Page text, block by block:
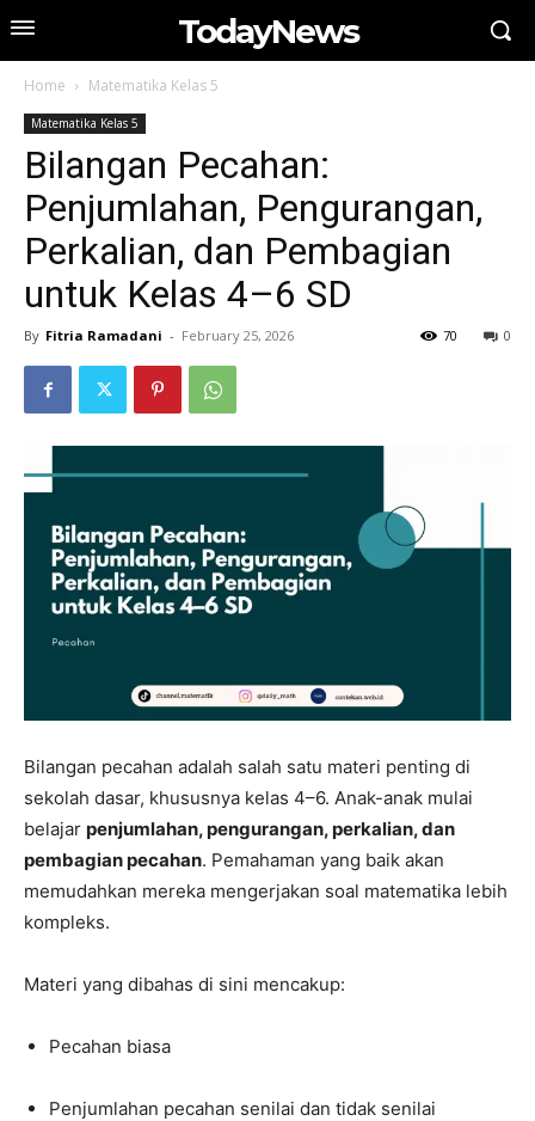
TodayNews
Home Matematika Kelas 5
Matematika Kelas 5
Bilangan Pecahan:
Penjumlahan, Pengurangan,
Perkalian, dan Pembagian
untuk Kelas 4–6 SD
By Fitria Ramadani - February 25, 2026 0
70
Bilangan pecahan adalah salah satu materi penting di
sekolah dasar, khususnya kelas 4–6. Anak-anak mulai
belajar penjumlahan, pengurangan, perkalian, dan
pembagian pecahan. Pemahaman yang baik akan
memudahkan mereka mengerjakan soal matematika lebih
kompleks.
Materi yang dibahas di sini mencakup:
Pecahan biasa
Penjumlahan pecahan senilai dan tidak senilai